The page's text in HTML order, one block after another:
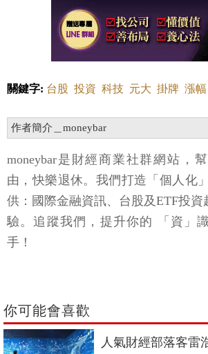
關鍵字: 台股 投資 科技 元大 掛牌 漲幅
作者簡介＿moneybar
moneybar是財經商業社群網站，
由，快樂退休。我們打造「個人化
供：國際金融資訊、台股及ETF投資
驗。追蹤我們，提升你的 「資」
手！
你可能會喜歡
人氣財經部落客雷